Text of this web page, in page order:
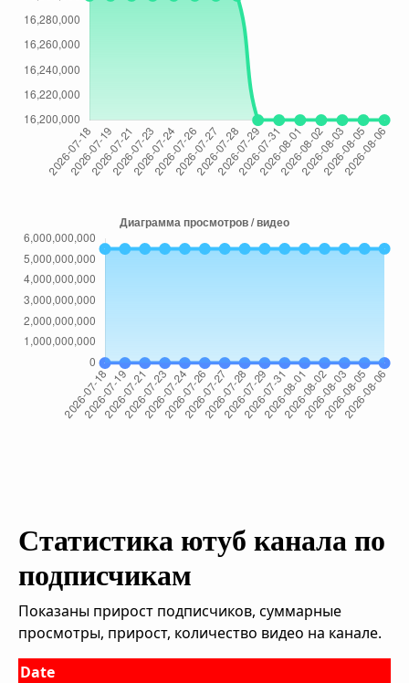
Статистика ютуб канала по
подписчикам
Показаны прирост подписчиков, суммарные
просмотры, прирост, количество видео на канале.
Date